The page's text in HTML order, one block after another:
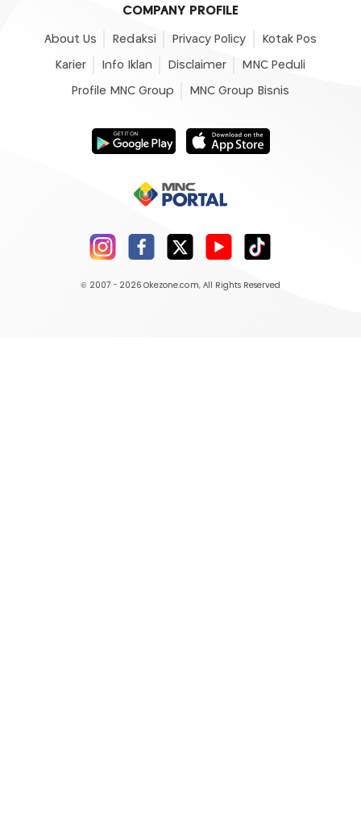
COMPANY PROFILE
About Us Redaksi Privacy Policy Kotak Pos
Karier Info Iklan Disclaimer MNC Peduli
Profile MNC Group MNC Group Bisnis
© 2007 - 2026 Okezone.com, All Rights Reserved